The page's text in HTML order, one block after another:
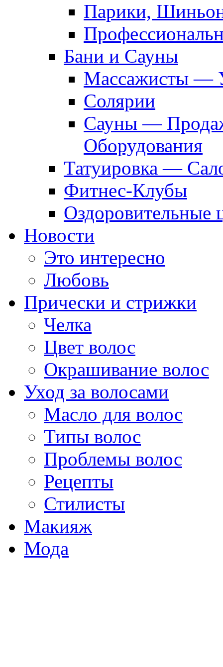
Парики,
Бани и Сауны
Массажисты —
Солярии
Сауны —
Оборудования
Татуировка —
Фитнес-Клубы
Оздоровительные
Новости
Это интересно
Любовь
Прически и стрижки
Челка
Цвет волос
Окрашивание волос
Уход за волосами
Масло для волос
Типы волос
Проблемы волос
Рецепты
Стилисты
Макияж
Мода